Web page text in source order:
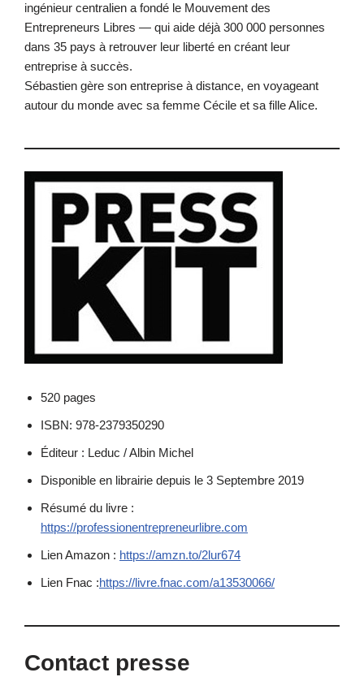
ingénieur centralien a fondé le Mouvement des
Entrepreneurs Libres — qui aide déjà 300 000 personnes
dans 35 pays à retrouver leur liberté en créant leur
entreprise à succès.
Sébastien gère son entreprise à distance, en voyageant
autour du monde avec sa femme Cécile et sa fille Alice.
520 pages
ISBN: 978-2379350290
Éditeur : Leduc / Albin Michel
Disponible en librairie depuis le 3 Septembre 2019
Résumé du livre :
https://professionentrepreneurlibre.com
Lien Amazon : https://amzn.to/2lur674
Lien Fnac :https://livre.fnac.com/a13530066/
Contact presse